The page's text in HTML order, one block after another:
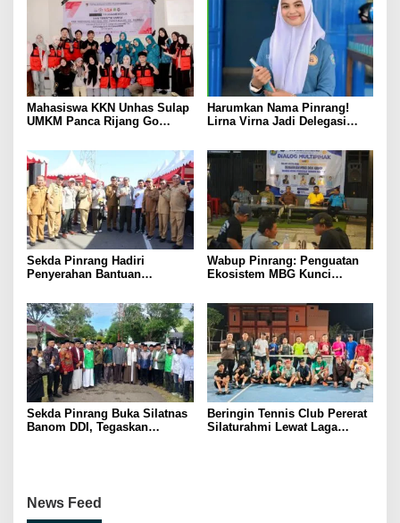
Mahasiswa KKN Unhas Sulap
UMKM Panca Rijang Go
Antusias Ikuti Pelatihan
Harumkan Nama Pinrang!
Lirna Virna Jadi Delegasi
Indonesia 2026
Sekda Pinrang Hadiri
Penyerahan Bantuan
Dukung Swasembada Pangan
Wabup Pinrang: Penguatan
Ekosistem MBG Kunci
Kerakyatan
Sekda Pinrang Buka Silatnas
Banom DDI, Tegaskan
Beringin Tennis Club Pererat
Silaturahmi Lewat Laga
News Feed